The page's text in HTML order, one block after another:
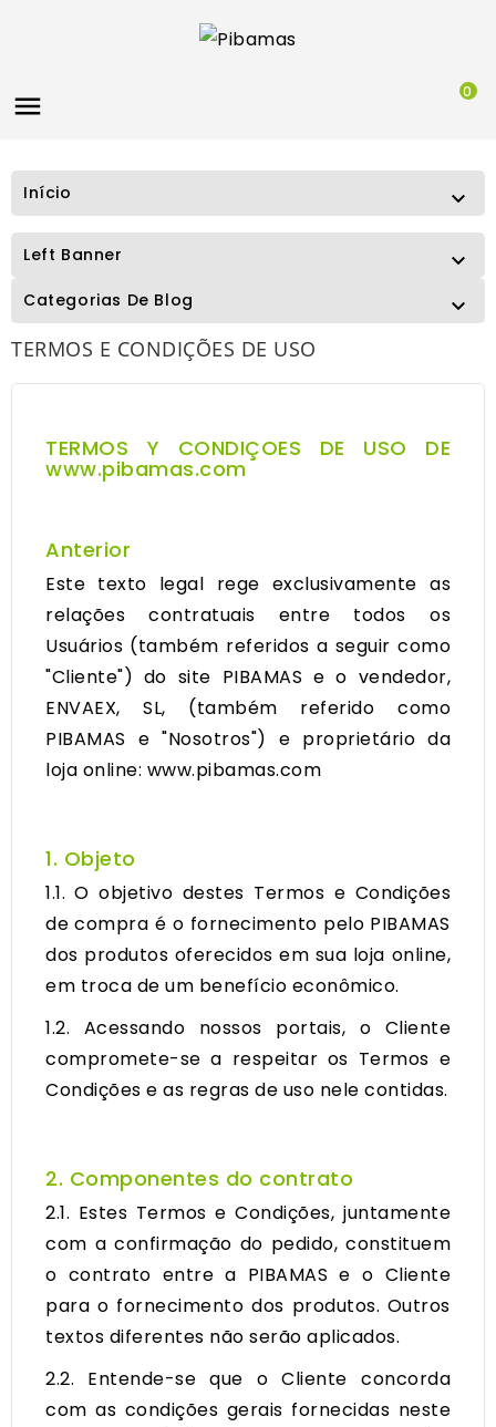
 0
Início 
Left Banner 
Categorias De Blog

TERMOS E CONDIÇÕES DE USO
TERMOS Y CONDIÇOES DE USO DE
www.pibamas.com
Anterior
Este texto legal rege exclusivamente as
relações contratuais entre todos os
Usuários (também referidos a seguir como
"Cliente") do site PIBAMAS e o vendedor,
ENVAEX, SL, (também referido como
PIBAMAS e "Nosotros") e proprietário da
loja online: www.pibamas.com
1. Objeto
1.1. O objetivo destes Termos e Condições
de compra é o fornecimento pelo PIBAMAS
dos produtos oferecidos em sua loja online,
em troca de um benefício econômico.
1.2. Acessando nossos portais, o Cliente
compromete-se a respeitar os Termos e
Condições e as regras de uso nele contidas.
2. Componentes do contrato
2.1. Estes Termos e Condições, juntamente
com a confirmação do pedido, constituem
o contrato entre a PIBAMAS e o Cliente
para o fornecimento dos produtos. Outros
textos diferentes não serão aplicados.
2.2. Entende-se que o Cliente concorda
com as condições gerais fornecidas neste